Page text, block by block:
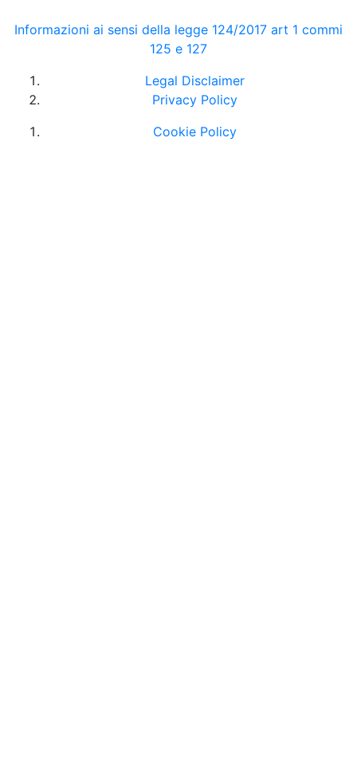
Informazioni ai sensi della legge 124/2017 art 1 commi
125 e 127
Legal Disclaimer
Privacy Policy
Cookie Policy